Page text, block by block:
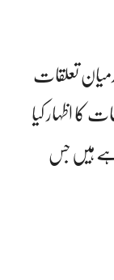
تعلقات
اظہار کیا
ہیں جس